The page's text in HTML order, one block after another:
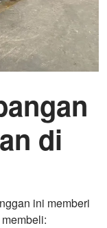
di
ini memberi